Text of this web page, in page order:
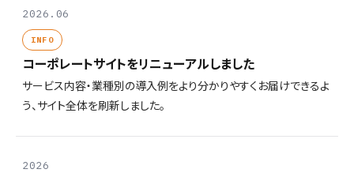
2026.06
INFO
コーポレートサイトをリニューアルしました
サービス内容・業種別の導入例をより分かりやすくお届けできるよ
う、サイト全体を刷新しました。
2026